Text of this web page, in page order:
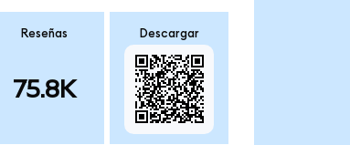
Reseñas
75.8K
Descargar